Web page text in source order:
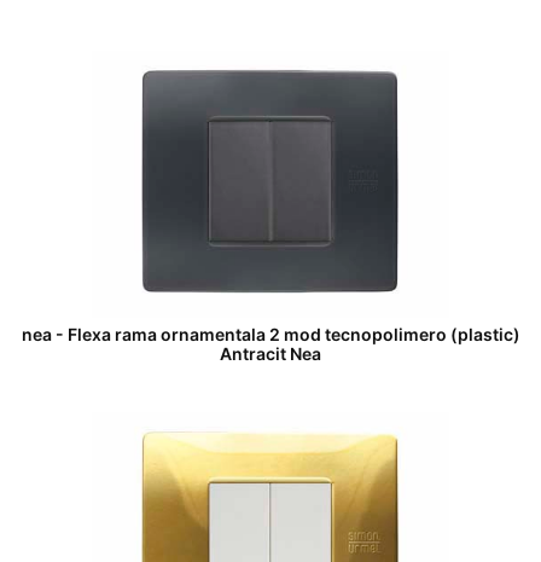
nea - Flexa rama ornamentala 2 mod tecnopolimero (plastic)
Antracit Nea